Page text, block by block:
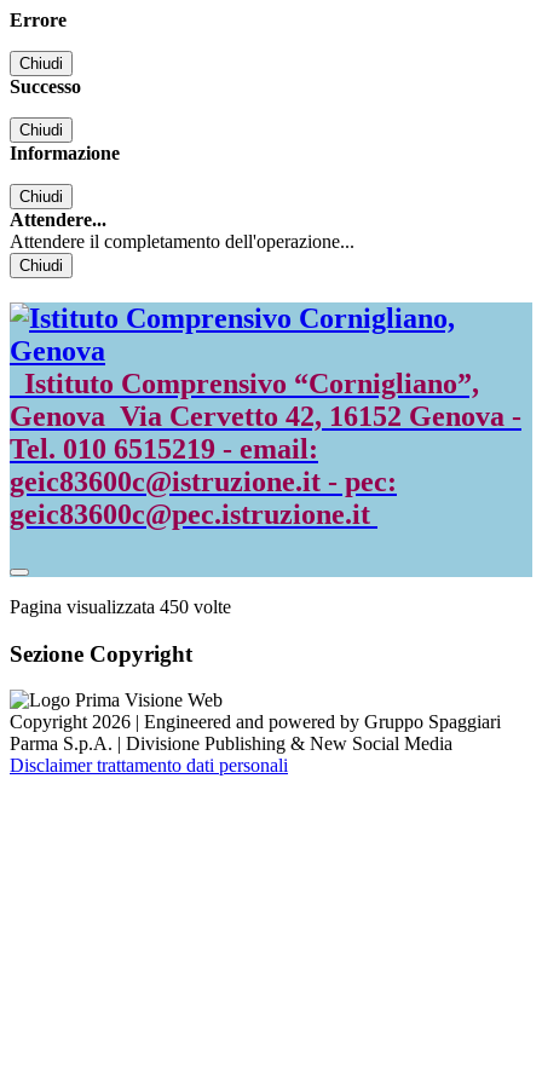
Errore
Chiudi
Successo
Chiudi
Informazione
Chiudi
Attendere...
Attendere il completamento dell'operazione...
Chiudi
Istituto Comprensivo “Cornigliano”,
Genova Via Cervetto 42, 16152 Genova -
Tel. 010 6515219 - email:
geic83600c@istruzione.it - pec:
geic83600c@pec.istruzione.it
Pagina visualizzata 450 volte
Sezione Copyright
Copyright 2026 | Engineered and powered by Gruppo Spaggiari
Parma S.p.A. | Divisione Publishing & New Social Media
Disclaimer trattamento dati personali